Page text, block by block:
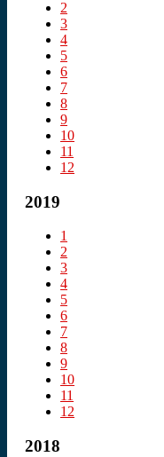
2
3
4
5
6
7
8
9
10
11
12
2019
1
2
3
4
5
6
7
8
9
10
11
12
2018